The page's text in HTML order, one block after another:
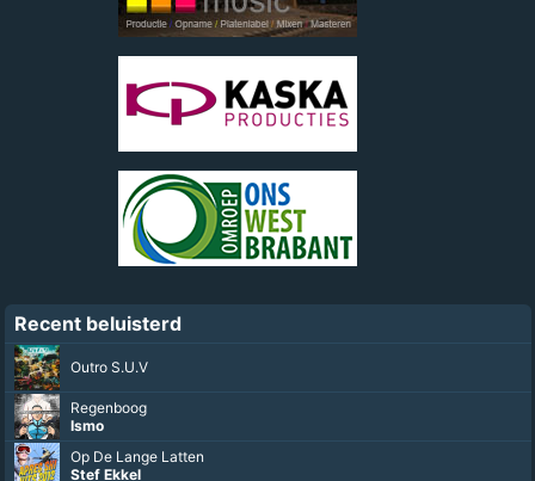
Recent beluisterd
Outro S.U.V
Regenboog
Ismo
Op De Lange Latten
Stef Ekkel